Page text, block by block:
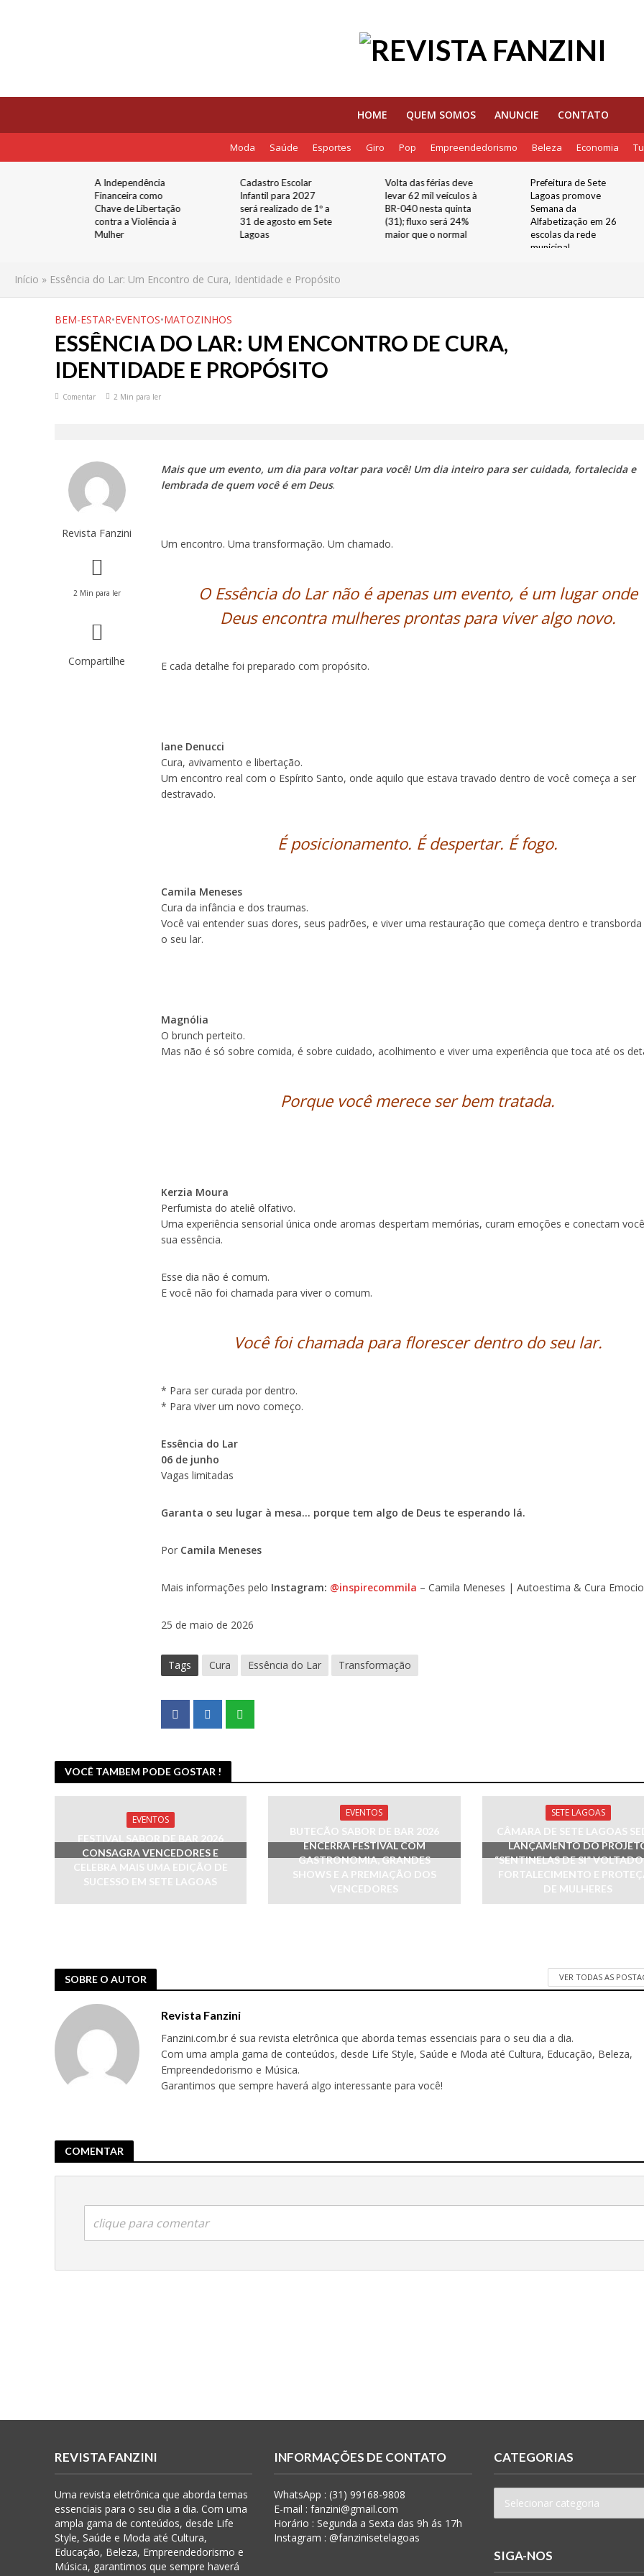
HOME QUEM SOMOS ANUNCIE CONTATO
Moda Saúde Esportes Giro Pop Empreendedorismo Beleza Economia
A Independência
Financeira como
Chave de Libertação
contra a Violência à
Mulher
Cadastro Escolar
Infantil para 2027
será realizado de 1º a
31 de agosto em Sete
Lagoas
Volta das férias deve
levar 62 mil veículos à
BR-040 nesta quinta
(31); fluxo será 24%
maior que o normal
Prefeitura de Sete
Lagoas promove
Semana da
Alfabetização em 26
escolas da rede
municipal
Início » Essência do Lar: Um Encontro de Cura, Identidade e Propósito
BEM-ESTAR•EVENTOS•MATOZINHOS
ESSÊNCIA DO LAR: UM ENCONTRO DE CURA,
IDENTIDADE E PROPÓSITO
Comentar 2 Min para ler
Revista Fanzini
2 Min para ler
Compartilhe
Mais que um evento, um dia para voltar para você! Um dia inteiro para ser cuidada, fortalecida e
lembrada de quem você é em Deus.
Um encontro. Uma transformação. Um chamado.
O Essência do Lar não é apenas um evento, é um lugar onde
Deus encontra mulheres prontas para viver algo novo.
E cada detalhe foi preparado com propósito.
lane Denucci
Cura, avivamento e libertação.
Um encontro real com o Espírito Santo, onde aquilo que estava travado dentro de você começa a ser
destravado.
É posicionamento. É despertar. É fogo.
Camila Meneses
Cura da infância e dos traumas.
Você vai entender suas dores, seus padrões, e viver uma restauração que começa dentro e transborda
o seu lar.
Magnólia
O brunch perteito.
Mas não é só sobre comida, é sobre cuidado, acolhimento e viver uma experiência que toca até os
Porque você merece ser bem tratada.
Kerzia Moura
Perfumista do ateliê olfativo.
Uma experiência sensorial única onde aromas despertam memórias, curam emoções e conectam
sua essência.
Esse dia não é comum.
E você não foi chamada para viver o comum.
Você foi chamada para florescer dentro do seu lar.
* Para ser curada por dentro.
* Para viver um novo começo.
Essência do Lar
06 de junho
Vagas limitadas
Garanta o seu lugar à mesa… porque tem algo de Deus te esperando lá.
Por Camila Meneses
Mais informações pelo Instagram: @inspirecommila – Camila Meneses | Autoestima & Cura
25 de maio de 2026
Tags Cura Essência do Lar Transformação
VOCÊ TAMBEM PODE GOSTAR !
EVENTOS
FESTIVAL SABOR DE BAR 2026
CONSAGRA VENCEDORES E
CELEBRA MAIS UMA EDIÇÃO DE
SUCESSO EM SETE LAGOAS
EVENTOS
BUTECÃO SABOR DE BAR 2026
ENCERRA FESTIVAL COM
GASTRONOMIA, GRANDES
SHOWS E A PREMIAÇÃO DOS
VENCEDORES
SETE LAGOAS
CÂMARA DE SETE LAGOAS
LANÇAMENTO DO
“SENTINELAS DE SI”
FORTALECIMENTO E
DE MULHERES
SOBRE O AUTOR VER TODAS AS
Revista Fanzini
Fanzini.com.br é sua revista eletrônica que aborda temas essenciais para o seu dia a dia.
Com uma ampla gama de conteúdos, desde Life Style, Saúde e Moda até Cultura, Educação, Beleza,
Empreendedorismo e Música.
Garantimos que sempre haverá algo interessante para você!
COMENTAR
clique para comentar
REVISTA FANZINI
Uma revista eletrônica que aborda temas
essenciais para o seu dia a dia. Com uma
ampla gama de conteúdos, desde Life
Style, Saúde e Moda até Cultura,
Educação, Beleza, Empreendedorismo e
Música, garantimos que sempre haverá
INFORMAÇÕES DE CONTATO
WhatsApp : (31) 99168-9808
E-mail : fanzini@gmail.com
Horário : Segunda a Sexta das 9h ás 17h
Instagram : @fanzinisetelagoas
CATEGORIAS
SIGA-NOS